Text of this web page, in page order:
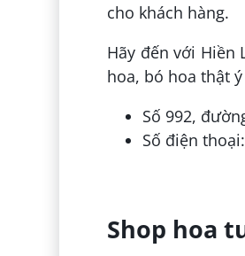
cho khách hàng.
Hãy đến với
hoa, bó hoa thật
Số 992,
Số điện
Shop hoa